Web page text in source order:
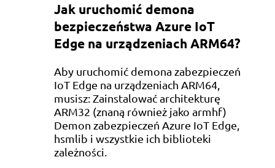
Jak uruchomić demona
bezpieczeństwa Azure IoT
Edge na urządzeniach ARM64?
Aby uruchomić demona zabezpieczeń
IoT Edge na urządzeniach ARM64,
musisz: Zainstalować architekturę
ARM32 (znaną również jako armhf)
Demon zabezpieczeń Azure IoT Edge,
hsmlib i wszystkie ich biblioteki
zależności.